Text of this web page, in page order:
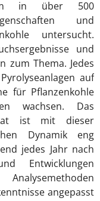
in über 500
und
untersucht.
und
zum Thema. Jedes
auf
für Pflanzenkohle
wachsen. Das
ist mit dieser
Dynamik eng
jedes Jahr nach
Entwicklungen
angepasst